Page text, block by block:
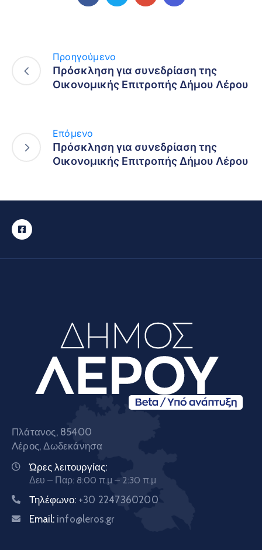
Προηγούμενο
Πρόσκληση για συνεδρίαση της
Οικονομικής Επιτροπής Δήμου Λέρου
Επόμενο
Πρόσκληση για συνεδρίαση της
Οικονομικής Επιτροπής Δήμου Λέρου
Πλάτανος, 85400
Λέρος, Δωδεκάνησα
Ώρες λειτουργίας:
Δευ – Παρ: 8:00 π.μ – 2:30 π.μ
Τηλέφωνο: +30 2247360200
Email: info@leros.gr